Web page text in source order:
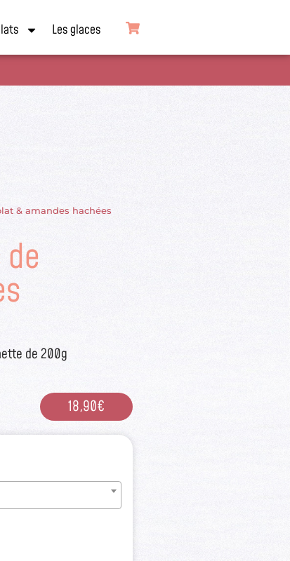
Les glaces
& amandes hachées
de 200g
18,90€